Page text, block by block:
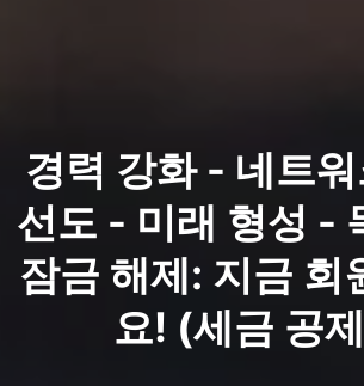
경력 강화 - 네트
선도 - 미래 형성 -
잠금 해제: 지금 회
요! (세금 공